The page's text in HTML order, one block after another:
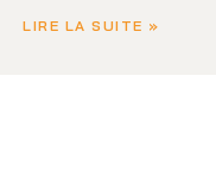
LIRE LA SUITE »